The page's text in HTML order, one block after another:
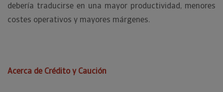
debería traducirse en una mayor productividad, menores
costes operativos y mayores márgenes.
Acerca de Crédito y Caución